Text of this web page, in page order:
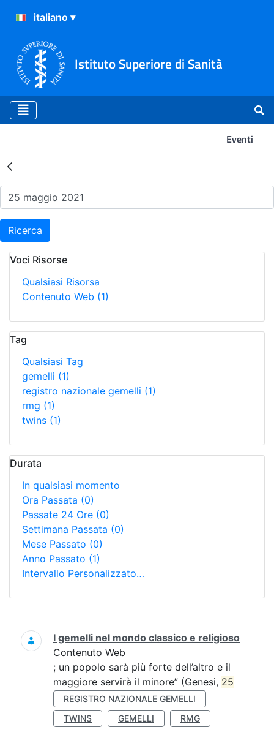
Istituto Superiore di Sanità
Eventi
Risultati della Ricerca -
Ricerca
Voci Risorse
Qualsiasi Risorsa
Contenuto Web (1)
Tag
Qualsiasi Tag
gemelli (1)
registro nazionale gemelli (1)
rmg (1)
twins (1)
Durata
In qualsiasi momento
Ora Passata (0)
Passate 24 Ore (0)
Settimana Passata (0)
Mese Passato (0)
Anno Passato (1)
Intervallo Personalizzato…
Ricerca
I gemelli nel mondo classico e religioso
Contenuto Web
; un popolo sarà più forte dell’altro e il
maggiore servirà il minore” (Genesi, 25
REGISTRO NAZIONALE GEMELLI
TWINS
GEMELLI RMG